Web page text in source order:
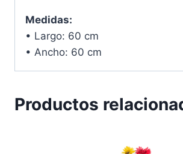
Medidas:
• Largo: 60 cm
• Ancho: 60 cm
Productos